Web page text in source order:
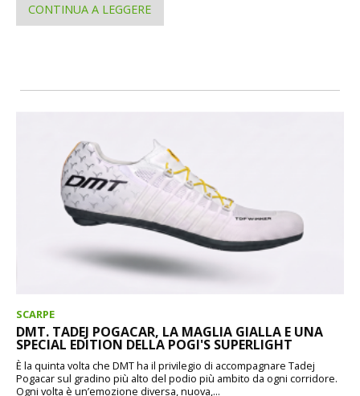
CONTINUA A LEGGERE
SCARPE
DMT. TADEJ POGACAR, LA MAGLIA GIALLA E UNA
SPECIAL EDITION DELLA POGI'S SUPERLIGHT
È la quinta volta che DMT ha il privilegio di accompagnare Tadej
Pogacar sul gradino più alto del podio più ambito da ogni corridore.
Ogni volta è un’emozione diversa, nuova,...